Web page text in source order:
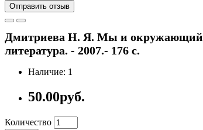
Отправить отзыв
Дмитриева Н. Я. Мы и окружающий
литература. - 2007.- 176 с.
Наличие: 1
50.00руб.
Количество